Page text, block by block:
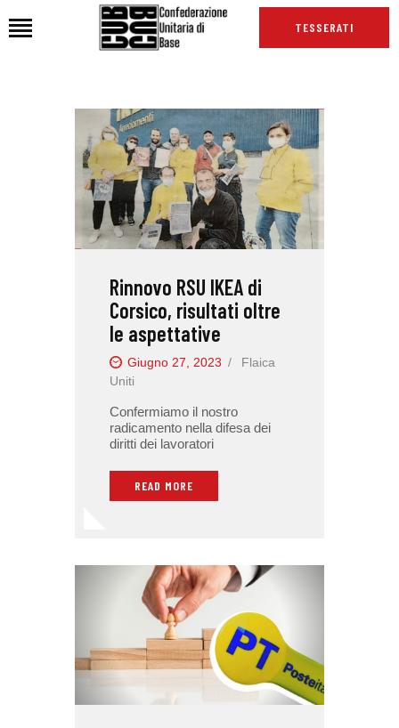
TESSERATI
HOME
CHI SIAMO
SEDI
NEWS
PODCAST CUB
INTERNAZIONALE
RASSEGNA STAMPA
Rinnovo RSU IKEA di
Corsico, risultati oltre
le aspettative
Giugno 27, 2023
Flaica
Uniti
Confermiamo il nostro
radicamento nella difesa dei
diritti dei lavoratori
READ MORE